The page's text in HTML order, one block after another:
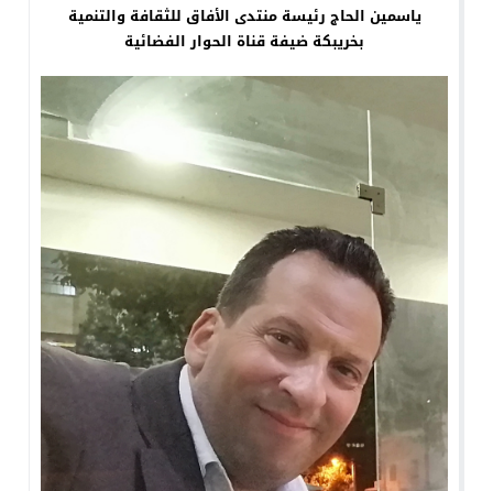
ياسمين الحاج رئيسة منتدى الأفاق للثقافة والتنمية
بخريبكة ضيفة قناة الحوار الفضائية